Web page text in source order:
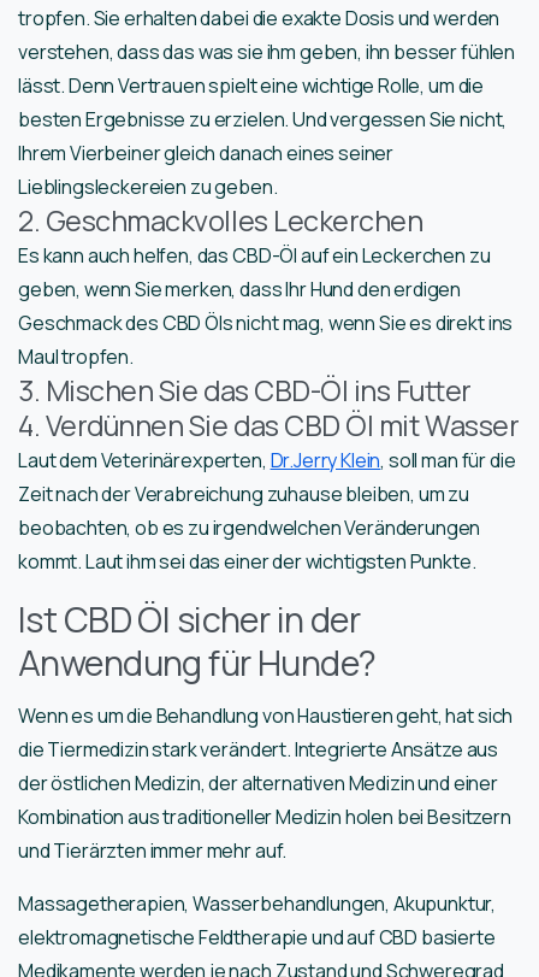
tropfen. Sie erhalten dabei die exakte Dosis und werden
verstehen, dass das was sie ihm geben, ihn besser fühlen
lässt. Denn Vertrauen spielt eine wichtige Rolle, um die
besten Ergebnisse zu erzielen. Und vergessen Sie nicht,
Ihrem Vierbeiner gleich danach eines seiner
Lieblingsleckereien zu geben.
2. Geschmackvolles Leckerchen
Es kann auch helfen, das CBD-Öl auf ein Leckerchen zu
geben, wenn Sie merken, dass Ihr Hund den erdigen
Geschmack des CBD Öls nicht mag, wenn Sie es direkt ins
Maul tropfen.
3. Mischen Sie das CBD-Öl ins Futter
4. Verdünnen Sie das CBD Öl mit Wasser
Laut dem Veterinärexperten, Dr.Jerry Klein, soll man für die
Zeit nach der Verabreichung zuhause bleiben, um zu
beobachten, ob es zu irgendwelchen Veränderungen
kommt. Laut ihm sei das einer der wichtigsten Punkte.
Ist CBD Öl sicher in der
Anwendung für Hunde?
Wenn es um die Behandlung von Haustieren geht, hat sich
die Tiermedizin stark verändert. Integrierte Ansätze aus
der östlichen Medizin, der alternativen Medizin und einer
Kombination aus traditioneller Medizin holen bei Besitzern
und Tierärzten immer mehr auf.
Massagetherapien, Wasserbehandlungen, Akupunktur,
elektromagnetische Feldtherapie und auf CBD basierte
Medikamente werden je nach Zustand und Schweregrad